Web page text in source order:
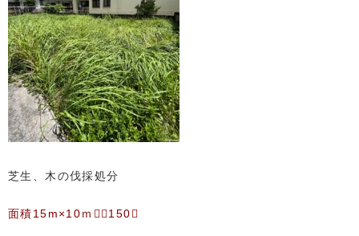
芝生、木の伐採処分
面積15m×10ｍ＝150㎡